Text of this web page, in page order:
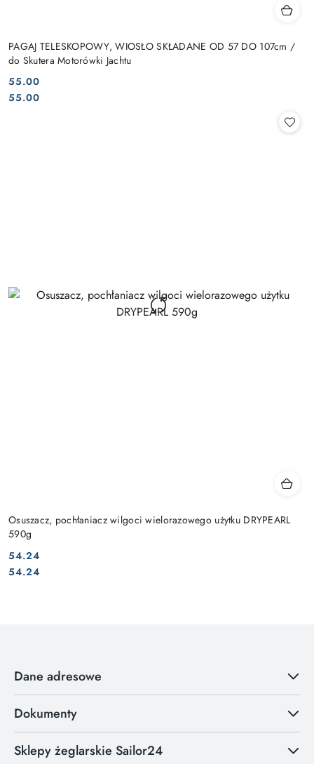
PAGAJ TELESKOPOWY, WIOSŁO SKŁADANE OD 57 DO 107cm /
do Skutera Motorówki Jachtu
Cena:
55.00
Cena:
55.00
Osuszacz, pochłaniacz wilgoci wielorazowego użytku DRYPEARL
590g
Cena:
54.24
Cena:
54.24
Dane adresowe
Dokumenty
Sklepy żeglarskie Sailor24